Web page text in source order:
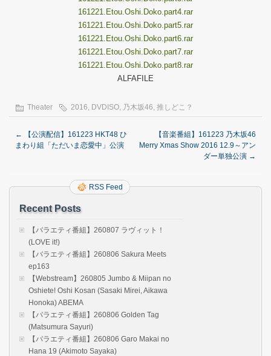
161221.Etou.Oshi.Doko.part4.rar
161221.Etou.Oshi.Doko.part5.rar
161221.Etou.Oshi.Doko.part6.rar
161221.Etou.Oshi.Doko.part7.rar
161221.Etou.Oshi.Doko.part8.rar
ALFAFILE
Theater 2016, DVDISO, 乃木坂46, 推しどこ？
←
【公演配信】161223 HKT48 ひ
まわり組「ただいま恋愛中」公演
【音楽番組】161223 乃木坂46
Merry Xmas Show 2016 12.9～アン
ダー単独公演 →
RSS Feed
Recent Posts
【バラエティ番組】260807 ラヴィット！
(LOVE it!)
【バラエティ番組】260806 Sakura Meets
ep163
【Webstream】260805 Jumbo & Miipan no
Oshiete! Oshi Kosan (Sasaki Mirei, Aikawa
Honoka) ABEMA
【バラエティ番組】260806 Golden Tag
(Matsumura Sayuri)
【バラエティ番組】260806 Garo Makai no
Hana 19 (Akimoto Sayaka)